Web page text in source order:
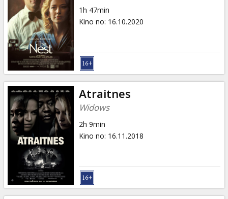
1h 47min
Kino no: 16.10.2020
Atraitnes
Widows
2h 9min
Kino no: 16.11.2018